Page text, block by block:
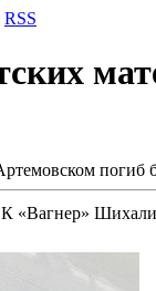
RSS
«Вагнер»